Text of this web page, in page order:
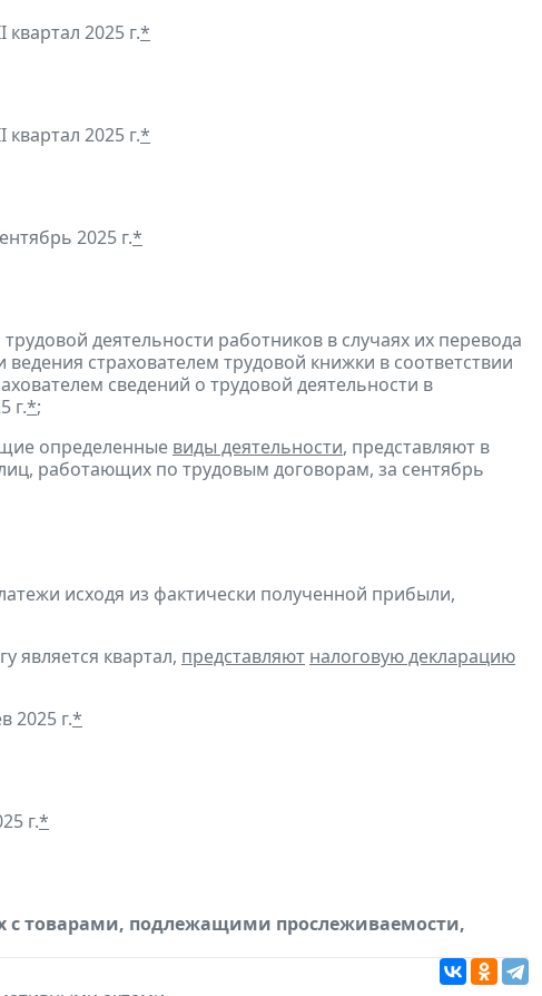
квартал 2025 г.*
2025 г.*
2025 г.*
деятельности работников в случаях их перевода
страхователем трудовой книжки в соответствии
сведений о трудовой деятельности в
г.*;
определенные виды деятельности, представляют в
работающих по трудовым договорам, за сентябрь
исходя из фактически полученной прибыли,
является квартал, представляют налоговую декларацию
2025 г.*
г.*
с товарами, подлежащими прослеживаемости,